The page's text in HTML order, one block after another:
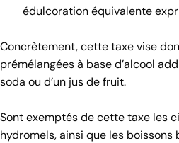
édulcoration équivalente
Concrètement, cette taxe vise
prémélangées à base d’alcool
soda ou d’un jus de fruit.
Sont exemptés de cette taxe les
hydromels, ainsi que les